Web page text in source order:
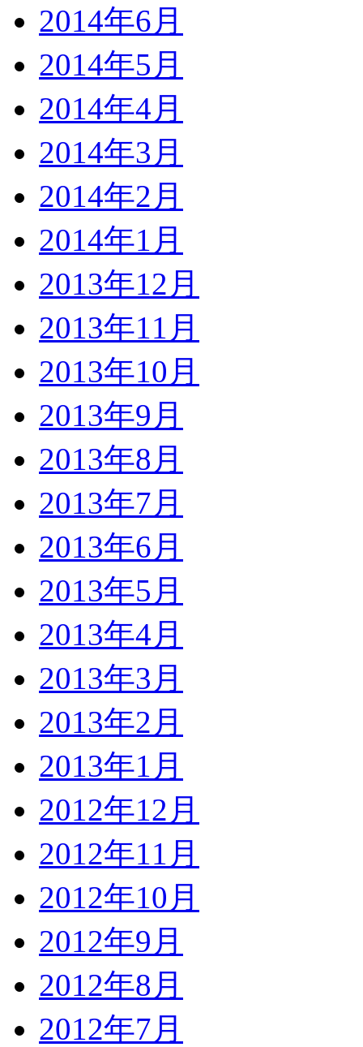
2014年6月
2014年5月
2014年4月
2014年3月
2014年2月
2014年1月
2013年12月
2013年11月
2013年10月
2013年9月
2013年8月
2013年7月
2013年6月
2013年5月
2013年4月
2013年3月
2013年2月
2013年1月
2012年12月
2012年11月
2012年10月
2012年9月
2012年8月
2012年7月